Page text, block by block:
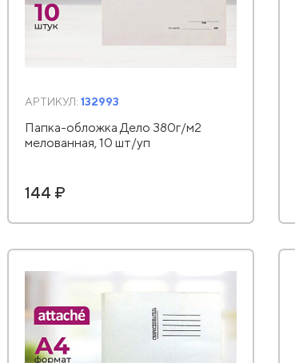
АРТИКУЛ: 132993
Папка-обложка Дело 380г/м2
мелованная, 10 шт/уп
144 ₽